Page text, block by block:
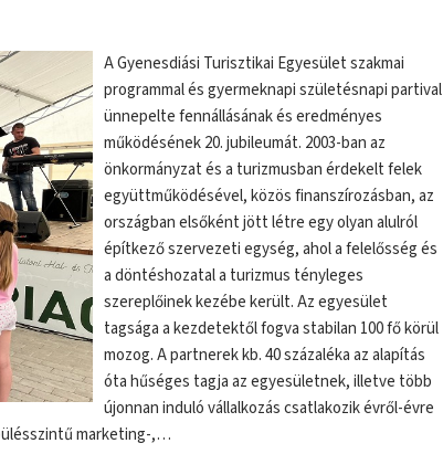
A Gyenesdiási Turisztikai Egyesület szakmai
programmal és gyermeknapi születésnapi partival
ünnepelte fennállásának és eredményes
működésének 20. jubileumát. 2003-ban az
önkormányzat és a turizmusban érdekelt felek
együttműködésével, közös finanszírozásban, az
országban elsőként jött létre egy olyan alulról
építkező szervezeti egység, ahol a felelősség és
a döntéshozatal a turizmus tényleges
szereplőinek kezébe került. Az egyesület
tagsága a kezdetektől fogva stabilan 100 fő körül
mozog. A partnerek kb. 40 százaléka az alapítás
óta hűséges tagja az egyesületnek, illetve több
újonnan induló vállalkozás csatlakozik évről-évre
marketing-,…